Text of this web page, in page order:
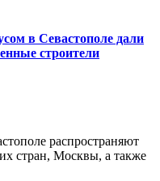
в Севастополе дали
строители
распространяют
стран, Москвы, а также